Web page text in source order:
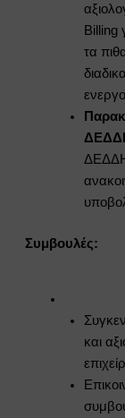
Billing
τα
Συμβουλές:
και